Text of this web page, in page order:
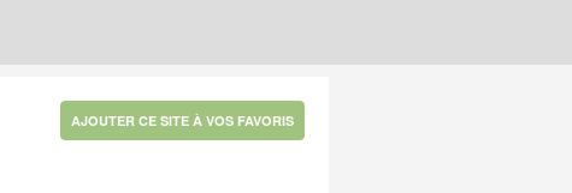
AJOUTER CE SITE À VOS FAVORIS